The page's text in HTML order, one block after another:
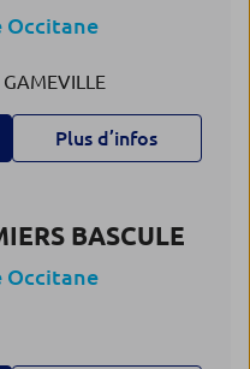
Occitane
Plus d’infos
BASCULE
Occitane